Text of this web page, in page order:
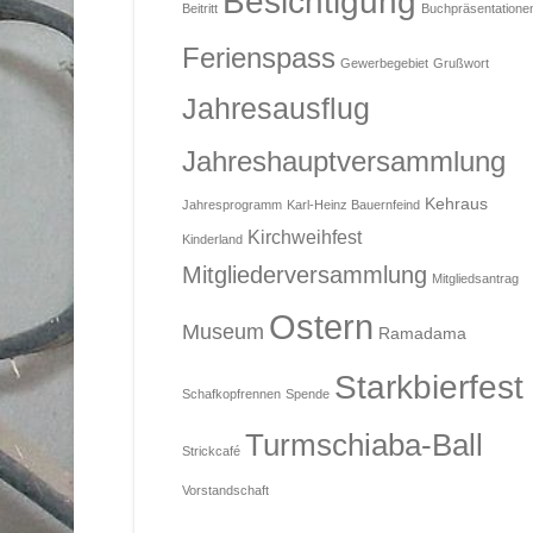
Beitritt
Ferienspass Gewerbegebiet Grußwort
Jahresausflug
Jahreshauptversammlung
Jahresprogramm Karl-Heinz Bauernfeind Kehraus
Kinderland Kirchweihfest
Mitgliederversammlung Mitgliedsantrag
Museum Ostern Ramadama
Schafkopfrennen Spende Starkbierfest
Strickcafé Turmschiaba-Ball
Vorstandschaft